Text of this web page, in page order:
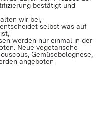
bestätigt und
wir bei;
selbst was auf
werden nur einmal in der
Neue vegetarische
Gemüsebolognese,
angeboten